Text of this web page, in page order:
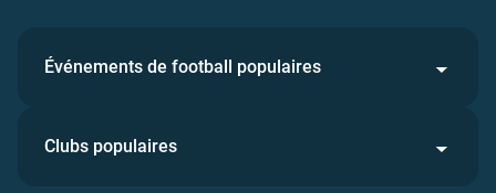
Événements de football populaires
Clubs populaires